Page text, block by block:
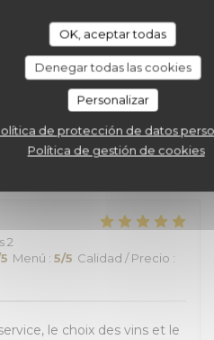
OK, aceptar todas
Denegar todas las cookies
Personalizar
de protección de datos
Política de gestión de cookies
/5 Calidad / Precio
2
Menú : 5/5 Calidad / Precio :
le choix des vins et le